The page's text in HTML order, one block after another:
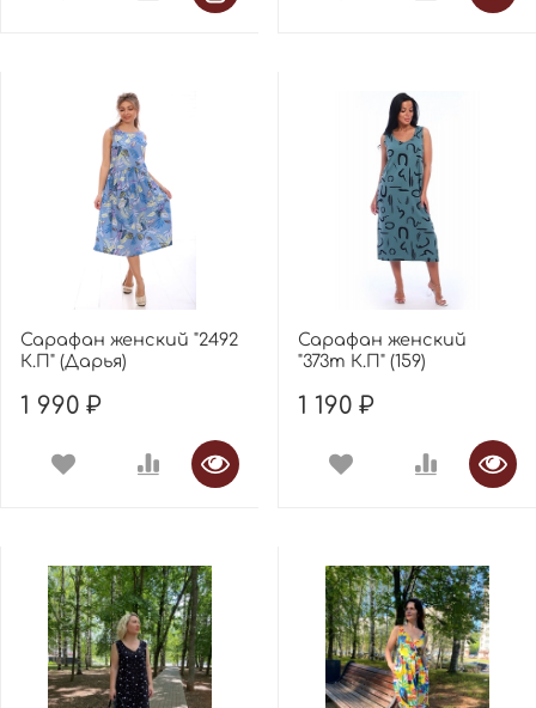
Сарафан женский "2492
К.П" (Дарья)
1 990 ₽
Сарафан женский
"373т К.П" (159)
1 190 ₽